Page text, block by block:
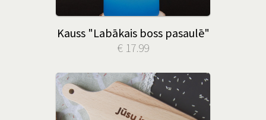
Kauss "Labākais boss pasaulē"
€ 17.99